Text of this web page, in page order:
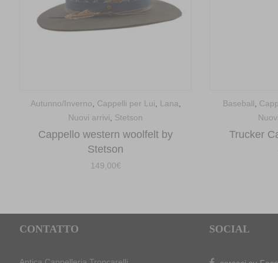
Autunno/Inverno, Cappelli per Lui, Lana,
Nuovi arrivi, Stetson
Cappello western woolfelt by
Stetson
149,00€
Baseball,
Trucker
CONTATTO SOCIAL